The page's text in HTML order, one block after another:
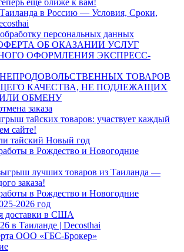
ещё ближе к вам!
Таиланда в Россию — Условия, Сроки,
персональных данных
ОБ ОКАЗАНИИ УСЛУГ
ОФОРМЛЕНИЯ ЭКСПРЕСС-
ТОВАРОВ
КАЧЕСТВА, НЕ ПОДЛЕЖАЩИХ
ОБМЕНУ
заказа
тайских товаров: участвует каждый
сайте!
тайский Новый год
в Рождество и Новогодние
лучших товаров из Таиланда —
заказа!
в Рождество и Новогодние
2026 год
доставки в США
в Таиланде | Decosthai
ООО «ГБС-Брокер»